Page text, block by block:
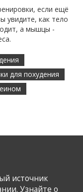
если ещё
увидите, как тело
а мышцы -
для похудения
источник
Узнайте о